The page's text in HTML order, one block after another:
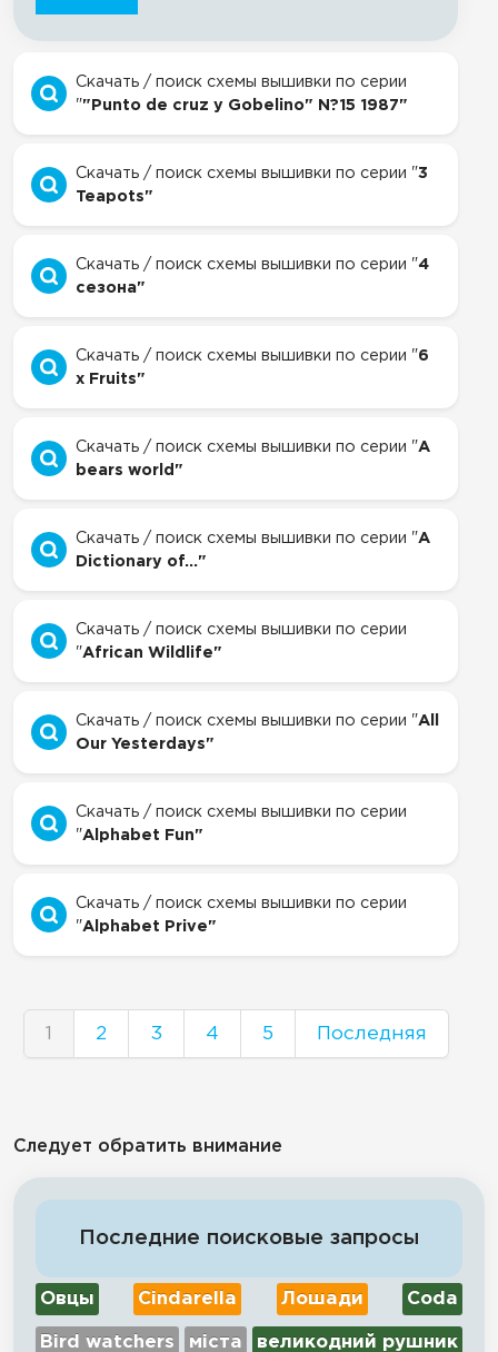
Скачать / поиск схемы вышивки по серии
""Punto de cruz y Gobelino" N?15 1987"
Скачать / поиск схемы вышивки по серии "3
Teapots"
Скачать / поиск схемы вышивки по серии "4
сезона"
Скачать / поиск схемы вышивки по серии "6
x Fruits"
Скачать / поиск схемы вышивки по серии "A
bears world"
Скачать / поиск схемы вышивки по серии "A
Dictionary of..."
Скачать / поиск схемы вышивки по серии
"African Wildlife"
Скачать / поиск схемы вышивки по серии "All
Our Yesterdays"
Скачать / поиск схемы вышивки по серии
"Alphabet Fun"
Скачать / поиск схемы вышивки по серии
"Alphabet Prive"
1 2 3 4 5 Последняя
Следует обратить внимание
Последние поисковые запросы
Овцы Cindarella Лошади Coda
Bird watchers міста великодний рушник